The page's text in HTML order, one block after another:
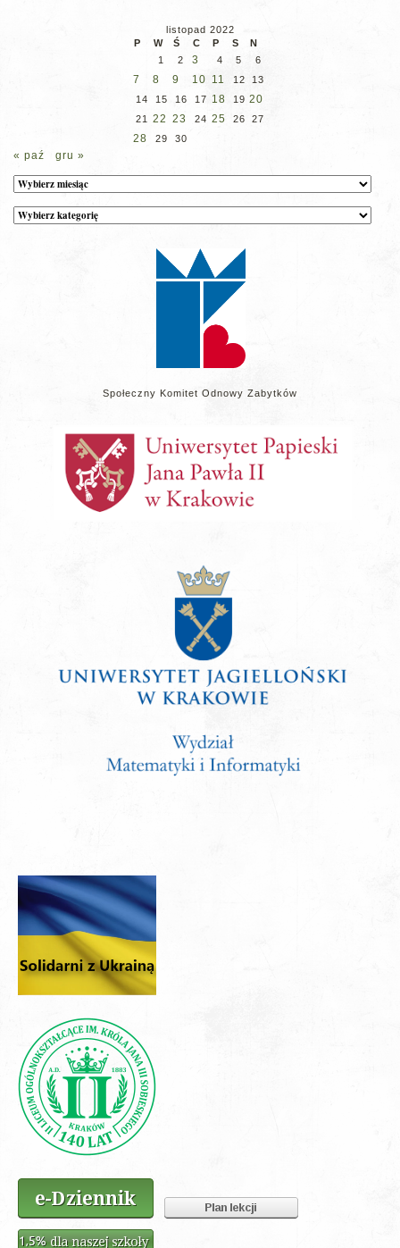
listopad 2022
P
W Ś C P S
N
1
2 3 4 5 6
7 8 9 10 11 12
13
14
15 16 17 18 19 20
21 22 23 24 25 26 27
28 29 30
« paź gru »
Archiwum
Kategorie
wpisów
Społeczny Komitet Odnowy Zabytków